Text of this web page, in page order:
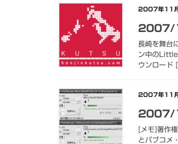
2007年11
2007/
長崎を舞台
ン中の
ウンロード
2007年11
2007/
[メモ]著作
とパブコメ